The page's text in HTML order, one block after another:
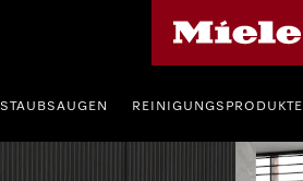
STAUBSAUGEN REINIGUNGSPRODUKTE